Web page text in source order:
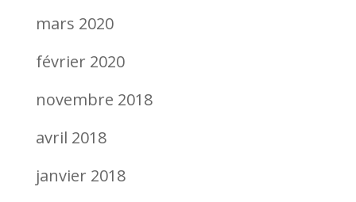
mars 2020
février 2020
novembre 2018
avril 2018
janvier 2018